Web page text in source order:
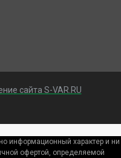
сайта S-VAR.RU
информационный характер и ни
офертой, определяемой